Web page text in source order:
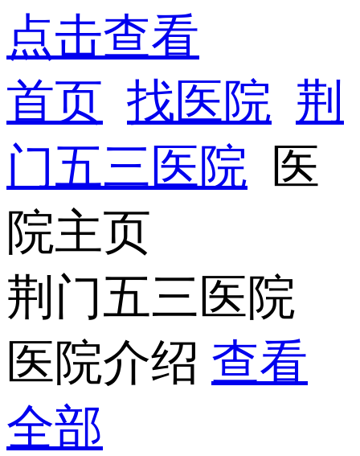
点击查看
首页 找医院 荆
门五三医院
医
院主页
荆门五三医院
医院介绍 查看
全部